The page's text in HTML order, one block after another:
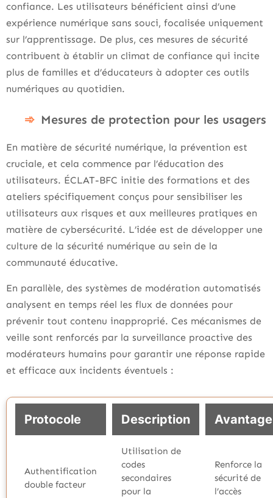
confiance. Les utilisateurs bénéficient ainsi d’une
expérience numérique sans souci, focalisée uniquement
sur l’apprentissage. De plus, ces mesures de sécurité
contribuent à établir un climat de confiance qui incite
plus de familles et d’éducateurs à adopter ces outils
numériques au quotidien.
Mesures de protection pour les usagers
En matière de sécurité numérique, la prévention est
cruciale, et cela commence par l’éducation des
utilisateurs. ÉCLAT-BFC initie des formations et des
ateliers spécifiquement conçus pour sensibiliser les
utilisateurs aux risques et aux meilleures pratiques en
matière de cybersécurité. L’idée est de développer une
culture de la sécurité numérique au sein de la
communauté éducative.
En parallèle, des systèmes de modération automatisés
analysent en temps réel les flux de données pour
prévenir tout contenu inapproprié. Ces mécanismes de
veille sont renforcés par la surveillance proactive des
modérateurs humains pour garantir une réponse rapide
et efficace aux incidents éventuels :
Protocole Description Avantage
Authentification
double facteur
Utilisation de
codes
secondaires
pour la
Renforce la
sécurité de
l’accès